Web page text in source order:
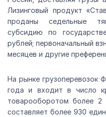
Лизинговый продукт
проданы седельные
субсидию по
рублей; первоначальный
месяцев и другие
На рынке грузоперевозок
года и входит в число
товарооборотом более 2
составляет более 930